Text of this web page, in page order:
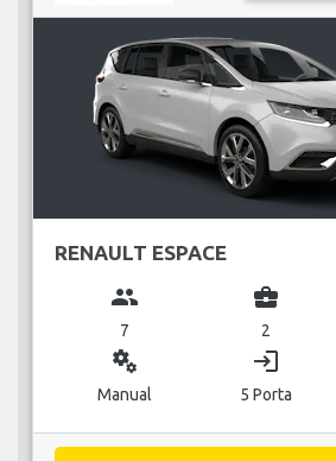
RENAULT ESPACE
group
7
business_center
2
miscellaneous_services
Manual
login
5 Porta